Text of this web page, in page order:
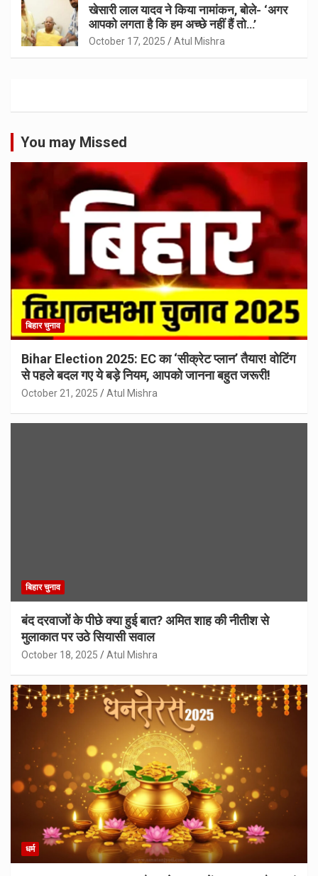
खेसारी लाल यादव ने किया नामांकन, बोले- ‘अगर
आपको लगता है कि हम अच्छे नहीं हैं तो…’
October 17, 2025 Atul Mishra
You may Missed
बिहार चुनाव
Bihar Election 2025: EC का ‘सीक्रेट प्लान’ तैयार! वोटिंग
से पहले बदल गए ये बड़े नियम, आपको जानना बहुत जरूरी!
October 21, 2025 Atul Mishra
बिहार चुनाव
बंद दरवाजों के पीछे क्या हुई बात? अमित शाह की नीतीश से
मुलाकात पर उठे सियासी सवाल
October 18, 2025 Atul Mishra
धर्म